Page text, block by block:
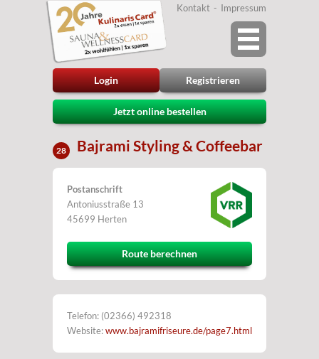
Login Registrieren
Kontakt Impressum
Jetzt online bestellen
28 Bajrami Styling & Coffeebar
Postanschrift
Antoniusstraße 13
45699 Herten
Route berechnen
Telefon: (02366) 492318
Website:www.bajramifriseure.de/page7.html